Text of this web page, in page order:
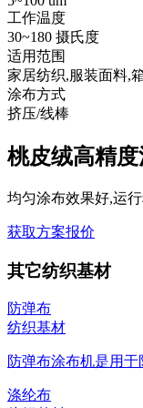
工作温度
30~180 摄氏度
适用范围
家居纺织,服装面料,
涂布方式
挤压/线棒
桃皮绒高精
均匀涂布效果好,运
获取方案报价
其它纺织基材
防弹布
纺织基材
防弹布涂布机是用
涤纶布